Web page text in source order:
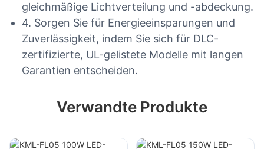
gleichmäßige Lichtverteilung und -abdeckung.
4. Sorgen Sie für Energieeinsparungen und
Zuverlässigkeit, indem Sie sich für DLC-
zertifizierte, UL-gelistete Modelle mit langen
Garantien entscheiden.
Verwandte Produkte